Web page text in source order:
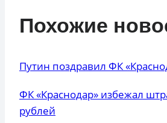
Похожие
Путин поздравил ФК
ФК «Краснодар» избежал
рублей